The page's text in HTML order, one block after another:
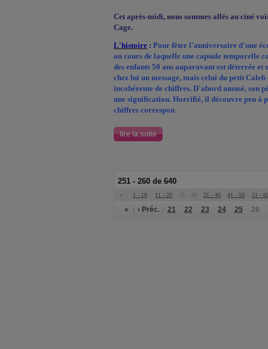
Cet après-midi, nous sommes allés au ciné
Cage.
L'histoire : Pour fêter l'anniversaire d'une
au cours de laquelle une capsule temporelle
des enfants 50 ans auparavant est déterrée
chez lui un message, mais celui du petit
incohérente de chiffres. D'abord amusé, son
une signification. Horrifié, il découvre peu à
chiffres correspon
lire la suite
251 - 260 de 640
« 1 - 10 11 - 20 21 - 30 31 - 40 41 - 50 51 -
« ‹ Préc. 21 22 23 24 25 26